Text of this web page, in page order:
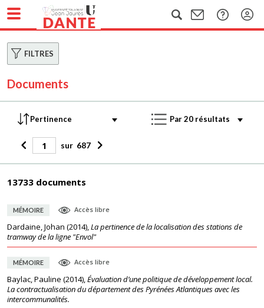
FILTRES
Documents
sur 687
13733 documents
MÉMOIRE Accès libre
Dardaine, Johan (2014),La pertinence de la localisation des stations de
tramway de la ligne "Envol"
MÉMOIRE Accès libre
Baylac, Pauline (2014),Évaluation d’une politique de développement local.
La contractualisation du département des Pyrénées Atlantiques avec les
intercommunalités.